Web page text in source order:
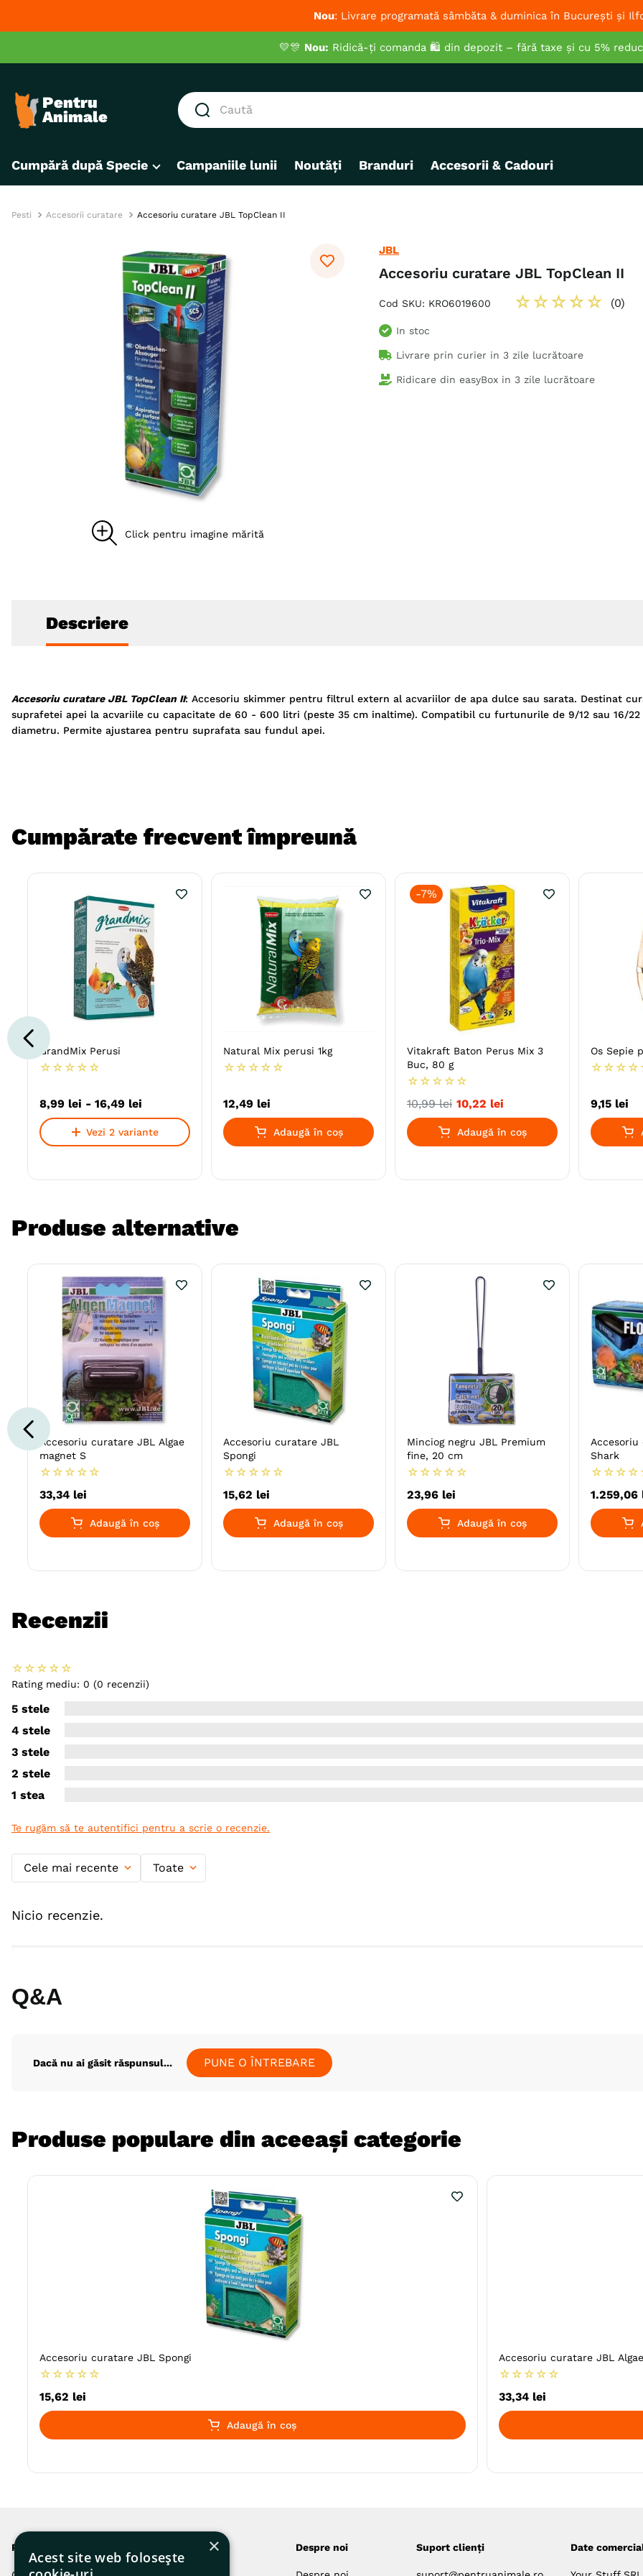
Nou: Livrare programată sâmbăta & duminica în București și
💛🎊 Nou: Ridică-ți comanda 🛍️ din depozit – fără taxe și cu 5%
Caută
1. hrana umeda pisici
3. hrana uscata pisici
5. brit
6.
hrana uscata câini
7. hypoallergenic
8.
acana
recompense caini
10 . brit caini
Cumpără după Specie Campaniile lunii Noutăți Branduri Accesorii & Cadouri
Pesti Accesorii curatare Accesoriu curatare JBL TopClean II
JBL
Accesoriu curatare JBL TopClean II
Cod SKU: KRO6019600 ☆☆☆☆☆ (0)
In stoc
Livrare prin curier in 3 zile lucrătoare
Ridicare din easyBox in 3 zile lucrătoare
Descriere
Accesoriu curatare JBL TopClean II: Accesoriu skimmer pentru filtrul extern al acvariilor de apa dulce sau sarata. Destinat
suprafetei apei la acvariile cu capacitate de 60 - 600 litri (peste 35 cm inaltime). Compatibil cu furtunurile de 9/12 sau 16/22
diametru. Permite ajustarea pentru suprafata sau fundul apei.
Cumpărate frecvent împreună
GrandMix Perusi
☆ ☆ ☆ ☆ ☆
8,99 lei - 16,49 lei
Vezi 2 variante
Natural Mix perusi 1kg
☆ ☆ ☆ ☆ ☆
12,49 lei
Adaugă în coș
-7%
Vitakraft Baton Perus Mix 3
Buc, 80 g
☆ ☆ ☆ ☆ ☆
10,99 lei 10,22 lei
Adaugă în coș
Os Sepie
☆ ☆ ☆ ☆
9,15 lei
Produse alternative
Accesoriu curatare JBL Algae
magnet S
☆ ☆ ☆ ☆ ☆
33,34 lei
Adaugă în coș
Accesoriu curatare JBL
Spongi
☆ ☆ ☆ ☆ ☆
15,62 lei
Adaugă în coș
Minciog negru JBL Premium
fine, 20 cm
☆ ☆ ☆ ☆ ☆
23,96 lei
Adaugă în coș
Shark
☆ ☆ ☆ ☆
1.259,06
Recenzii
☆ ☆ ☆ ☆ ☆
Rating mediu: 0 (0 recenzii)
5 stele
4 stele
3 stele
2 stele
1 stea
Te rugăm să te autentifici pentru a scrie o recenzie.
Cele mai recente Toate
Nicio recenzie.
Q&A
Dacă nu ai găsit răspunsul... PUNE O ÎNTREBARE
Produse populare din aceeași categorie
Accesoriu curatare JBL Spongi
☆ ☆ ☆ ☆ ☆
15,62 lei
Adaugă în coș
Accesoriu curatare JBL
☆ ☆ ☆ ☆ ☆
33,34 lei
Produsele noastre Comenzi și livrări Despre noi Suport clienți Date
×
Acest site web folosește